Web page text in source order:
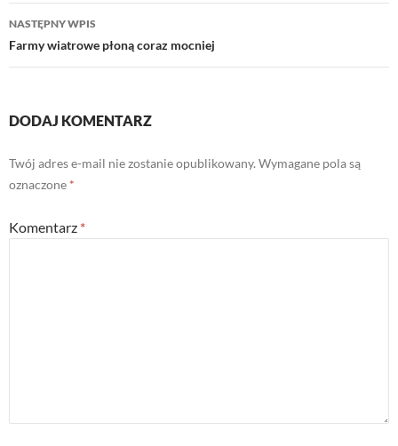
NASTĘPNY WPIS
Farmy wiatrowe płoną coraz mocniej
DODAJ KOMENTARZ
Twój adres e-mail nie zostanie opublikowany. Wymagane pola są
oznaczone *
Komentarz *